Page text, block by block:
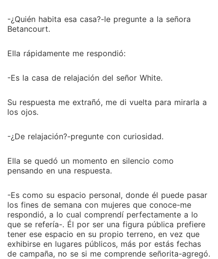
-¿Quién habita esa casa?-le pregunte a la señora
Betancourt.
Ella rápidamente me respondió:
-Es la casa de relajación del señor White.
Su respuesta me extrañó, me di vuelta para mirarla a
los ojos.
-¿De relajación?-pregunte con curiosidad.
Ella se quedó un momento en silencio como
pensando en una respuesta.
-Es como su espacio personal, donde él puede pasar
los fines de semana con mujeres que conoce-me
respondió, a lo cual comprendí perfectamente a lo
que se refería-. Él por ser una figura pública prefiere
tener ese espacio en su propio terreno, en vez que
exhibirse en lugares públicos, más por estás fechas
de campaña, no se si me comprende señorita-agregó.